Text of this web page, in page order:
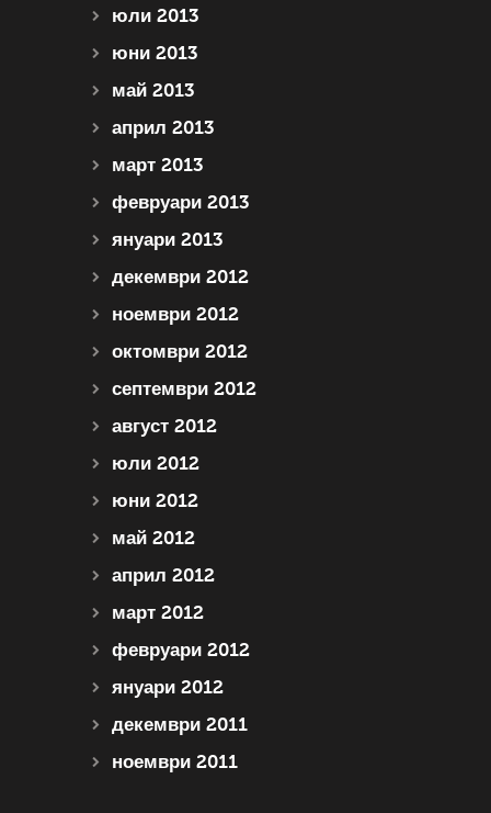
юли 2013
юни 2013
май 2013
април 2013
март 2013
февруари 2013
януари 2013
декември 2012
ноември 2012
октомври 2012
септември 2012
август 2012
юли 2012
юни 2012
май 2012
април 2012
март 2012
февруари 2012
януари 2012
декември 2011
ноември 2011